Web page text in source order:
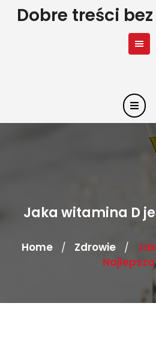
SkipDobre treści
Jaka witamina D
Home / Zdrowie /